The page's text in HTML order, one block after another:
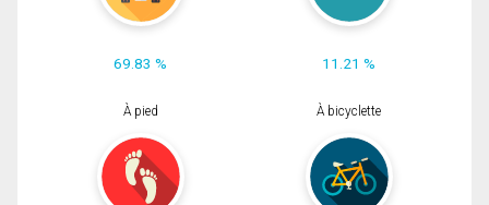
69.83 % 11.21 %
À pied À bicyclette